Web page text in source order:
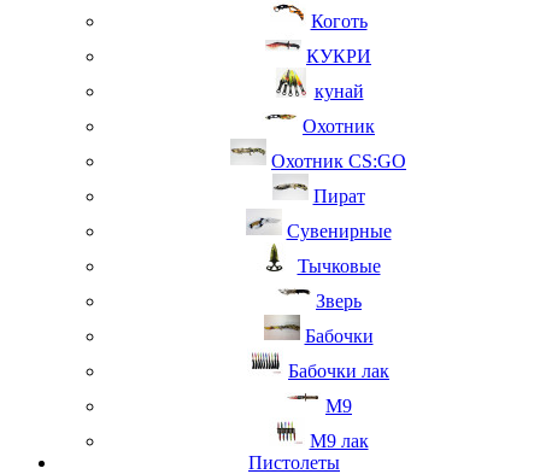
Коготь
КУКРИ
кунай
Охотник
Охотник CS:GO
Пират
Сувенирные
Тычковые
Зверь
Бабочки
Бабочки лак
М9
M9 лак
Пистолеты